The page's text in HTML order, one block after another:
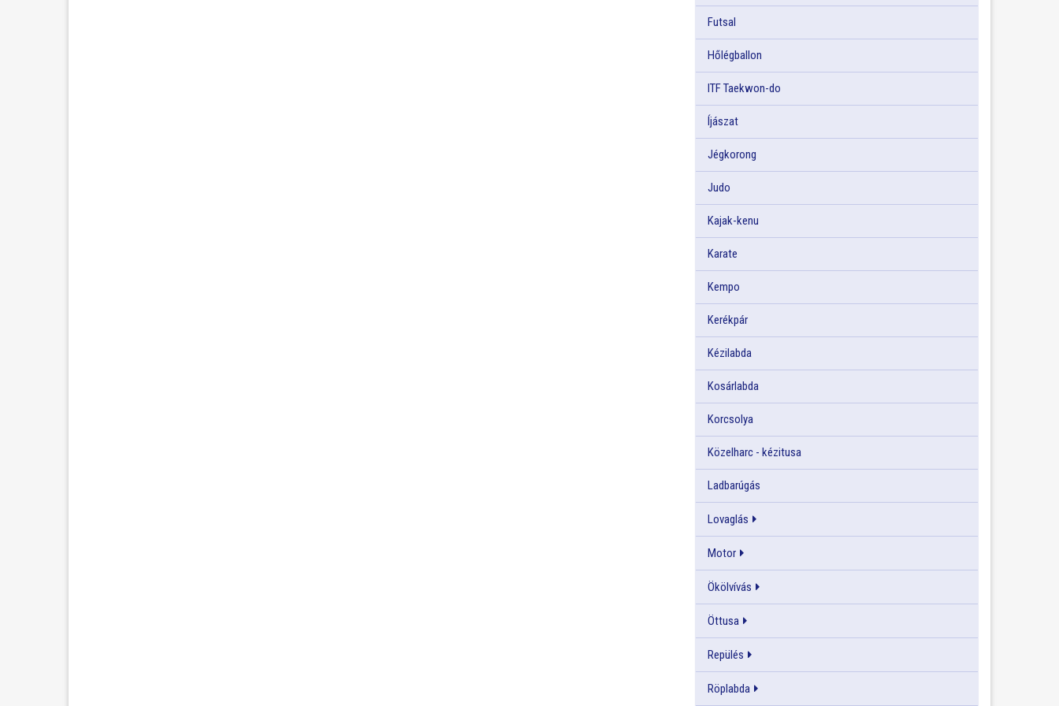
Futsal
Hőlégballon
ITF Taekwon-do
Íjászat
Jégkorong
Judo
Kajak-kenu
Karate
Kempo
Kerékpár
Kézilabda
Kosárlabda
Korcsolya
Közelharc - kézitusa
Ladbarúgás
Lovaglás
Motor
Ökölvívás
Öttusa
Repülés
Röplabda